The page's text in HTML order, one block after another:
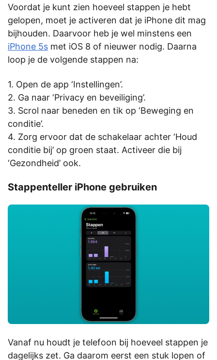
Voordat je kunt zien hoeveel stappen je hebt
gelopen, moet je activeren dat je iPhone dit mag
bijhouden. Daarvoor heb je wel minstens een
iPhone 5s met iOS 8 of nieuwer nodig. Daarna
loop je de volgende stappen na:
Open de app ‘Instellingen’.
Ga naar ‘Privacy en beveiliging’.
Scrol naar beneden en tik op ‘Beweging en
conditie’.
Zorg ervoor dat de schakelaar achter ‘Houd
conditie bij’ op groen staat. Activeer die bij
‘Gezondheid’ ook.
Stappenteller iPhone gebruiken
Vanaf nu houdt je telefoon bij hoeveel stappen je
dagelijks zet. Ga daarom eerst een stuk lopen of